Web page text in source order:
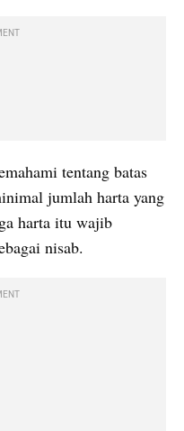
tentang batas
jumlah harta yang
harta itu wajib
nisab.